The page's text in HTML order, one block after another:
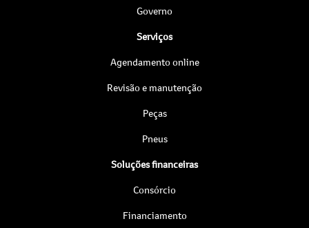
Governo
Serviços
Agendamento online
Revisão e manutenção
Peças
Pneus
Soluções financeiras
Consórcio
Financiamento